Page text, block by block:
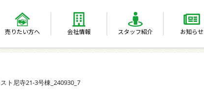
売りたい方へ 会社情報 スタッフ紹介 お知らせ
ト尼寺21-3号棟_240930_7